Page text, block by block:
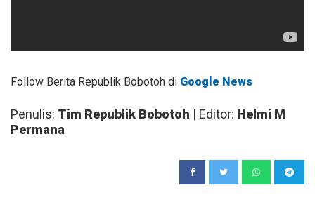
Follow Berita Republik Bobotoh di Google News
Penulis: Tim Republik Bobotoh | Editor: Helmi M
Permana